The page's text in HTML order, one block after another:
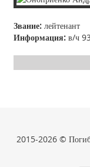
Звание: лейтенант
Информация: в/ч
2015-2026 ©